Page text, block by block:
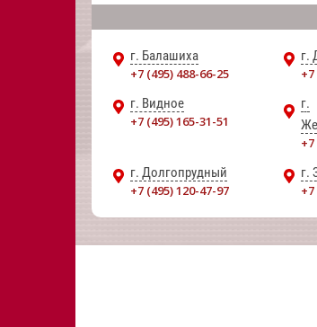
г. Балашиха
+7 (495) 488-66-25
г.
г. Видное
+7 (495) 165-31-51
г.
г. Долгопрудный
+7 (495) 120-47-97
г.